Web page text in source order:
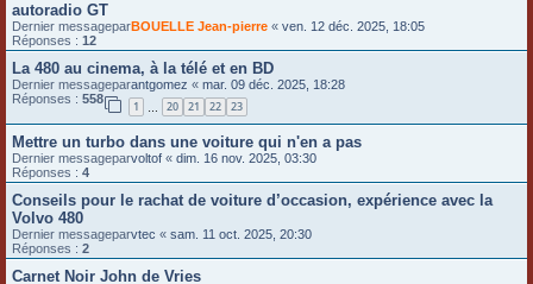
autoradio GT
Dernier messageparBOUELLE Jean-pierre « ven. 12 déc. 2025, 18:05
Réponses : 12
La 480 au cinema, à la télé et en BD
Dernier messageparantgomez « mar. 09 déc. 2025, 18:28
Réponses : 558
1 … 20 21 22 23
Mettre un turbo dans une voiture qui n'en a pas
Dernier messageparvoltof « dim. 16 nov. 2025, 03:30
Réponses : 4
Conseils pour le rachat de voiture d’occasion, expérience avec la
Volvo 480
Dernier messageparvtec « sam. 11 oct. 2025, 20:30
Réponses : 2
Carnet Noir John de Vries